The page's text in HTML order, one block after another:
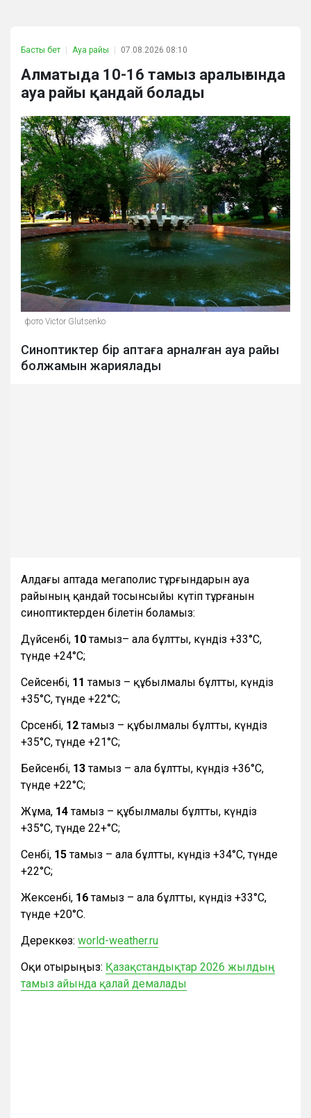
Басты бет Ауа райы 07.08.2026 08:10
Алматыда 10-16 тамыз аралығында
ауа райы қандай болады
фото Victor Glutsenko
Синоптиктер бір аптаға арналған ауа райы
болжамын жариялады
Алдағы аптада мегаполис тұрғындарын ауа
райының қандай тосынсыйы күтіп тұрғанын
синоптиктерден білетін боламыз:
Дүйсенбі, 10тамыз– ала бұлтты, күндіз +33°С,
түнде +24°С;
Сейсенбі, 11тамыз – құбылмалы бұлтты, күндіз
+35°С, түнде +22°С;
Сәрсенбі, 12тамыз – құбылмалы бұлтты, күндіз
+35°С, түнде +21°С;
Бейсенбі, 13тамыз – ала бұлтты, күндіз +36°С,
түнде +22°С;
Жұма, 14тамыз – құбылмалы бұлтты, күндіз
+35°С, түнде 22+°С;
Сенбі, 15тамыз – ала бұлтты, күндіз +34°С, түнде
+22°С;
Жексенбі, 16тамыз – ала бұлтты, күндіз +33°С,
түнде +20°С.
Дереккөз: world-weather.ru
Оқи отырыңыз: Қазақстандықтар 2026 жылдың
тамыз айында қалай демалады